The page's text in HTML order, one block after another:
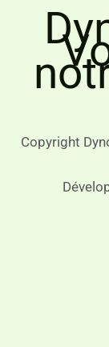
Copyright